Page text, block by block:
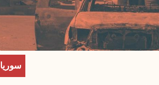
سوريا